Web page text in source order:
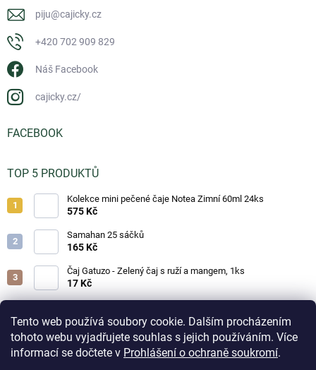
Tento web používá soubory cookie. Dalším procházením
tohoto webu vyjadřujete souhlas s jejich používáním. Více
informací se dočtete v Prohlášení o ochraně soukromí.
piju@cajicky.cz
+420 702 909 829
Náš Facebook
cajicky.cz/
FACEBOOK
TOP 5 PRODUKTŮ
Kolekce mini pečené čaje Notea Zimní 60ml 24ks
575 Kč
Samahan 25 sáčků
165 Kč
Čaj Gatuzo - Zelený čaj s ruží a mangem, 1ks
17 Kč
17 Kč
Horká čokoláda - Classic 25g
19 Kč